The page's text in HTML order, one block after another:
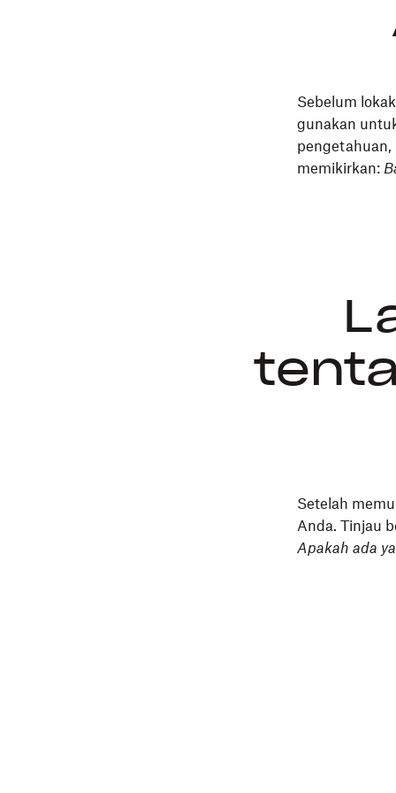
Sebelum
gunakan
pengetahuan,
memikirkan:
Setelah
Anda. Tinjau
Apakah ada